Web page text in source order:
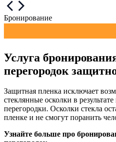
Бронирование
Услуга
перегородок
Защитная пленка исключает
стеклянные осколки в
перегородки. Осколки стекла
пленке и не смогут поранить
Узнайте больше про